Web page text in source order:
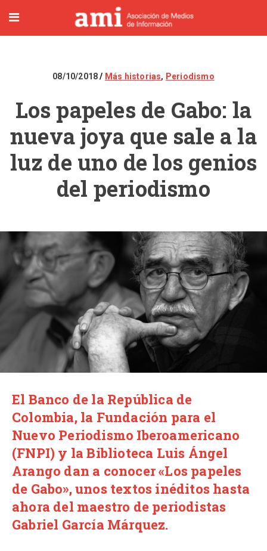
08/10/2018 Más historias, Periodismo
Los papeles de Gabo: la
nueva joya que sale a la
luz de uno de los genios
del periodismo
El Banco de la República de
Colombia, la Fundación para el
Nuevo Periodismo Iberoamericano
(FNPI) y la Biblioteca Luis Ángel
Arango dan a conocer «Los papeles
de Gabo», unos textos inéditos hasta
ahora del maestro de periodistas
Gabriel García Márquez.